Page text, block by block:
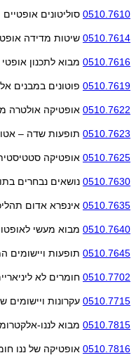
0510.7610 סוליטונים אופטיים
0510.7614 שיטות מדידה
0510.7616 מבוא לתכנון
0510.7619 פוטונים במבנים
0510.7622 אופטיקה אולטרה
0510.7623 תופעות שדה –
0510.7625 אופטיקה
0510.7630 נושאים נבחרים
0510.7635 אינפרא אדום
0510.7640 מבוא מעשי
0510.7645 תופעות ויישומים
0510.7702 חומרים לא
0510.7715 עקרונות
0510.7815 מבוא לננו-
0510.7816 אופטיקה של ננו